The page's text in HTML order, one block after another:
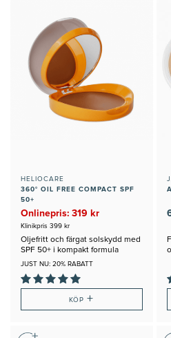
HELIOCARE
360° OIL FREE COMPACT SPF
50+
Onlinepris: 319 kr
Klinikpris 399 kr
Oljefritt och färgat solskydd med
SPF 50+ i kompakt formula
JUST NU: 20% RABATT
KÖP+